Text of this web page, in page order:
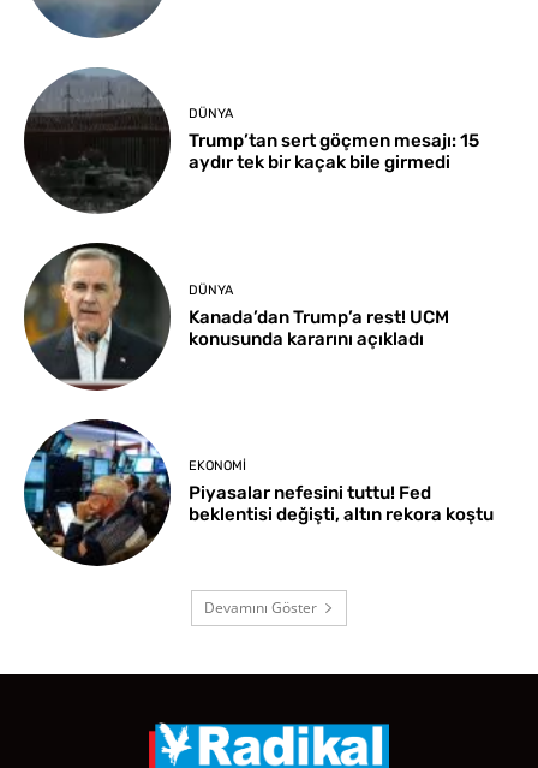
DÜNYA
Trump’tan sert göçmen mesajı: 15
aydır tek bir kaçak bile girmedi
DÜNYA
Kanada’dan Trump’a rest! UCM
konusunda kararını açıkladı
EKONOMI
Piyasalar nefesini tuttu! Fed
beklentisi değişti, altın rekora koştu
Devamını Göster